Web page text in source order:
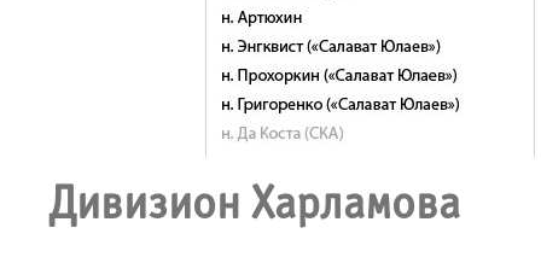
Дивизион Харламова